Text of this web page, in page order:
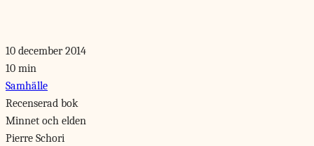
10 december 2014
10 min
Samhälle
Recenserad bok
Minnet och elden
Pierre Schori